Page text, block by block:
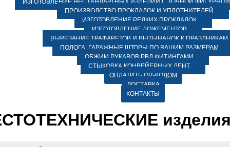
ИЗГОТОВЛЕНИЕ НЕСТАНДАРТНЫХ ИЗДЕЛИЙ С ТОЧНОЙ ФИГУРНОЙ
ПРОИЗВОДСТВО ПРОКЛАДОК И УПЛОТНИТЕЛЕЙ
ИЗГОТОВЛЕНИЕ РЕДКИХ ПРОКЛАДОК
ИЗГОТОВЛЕНИЕ ЛОЖЕМЕНТОВ
ВЫРЕЗАНИЕ ТРАФАРЕТОВ И ВЫТЫНАНОК К ПРАЗДНИКАМ
ПОЛОГА, ГАРАЖНЫЕ ШТОРЫ ПО ВАШИМ РАЗМЕРАМ
ОБЖИМ РУКАВОВ РВД ФИТИНГАМИ
СТЫКОВКА КОНВЕЙЕРНЫХ ЛЕНТ
ОПЛАТИТЬ QR-КОДОМ
ДОСТАВКА
КОНТАКТЫ
изделия